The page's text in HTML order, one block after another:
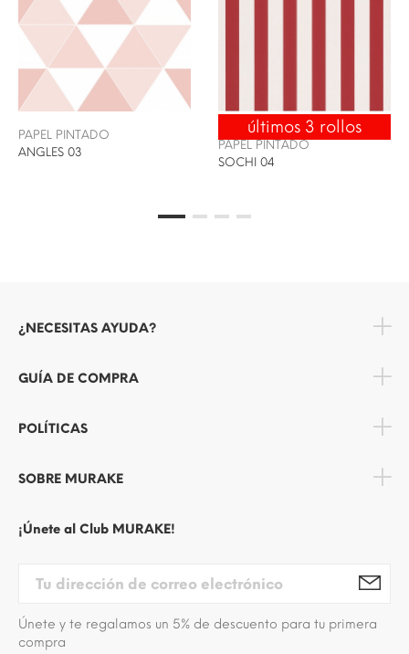
PAPEL PINTADO
ANGLES 03
ENVÍO 24/48H
últimos 3 rollos
PAPEL PINTADO
SOCHI 04
¿NECESITAS AYUDA?
GUÍA DE COMPRA
POLÍTICAS
SOBRE MURAKE
¡Únete al Club MURAKE!
Únete y te regalamos un 5% de descuento para tu primera
compra